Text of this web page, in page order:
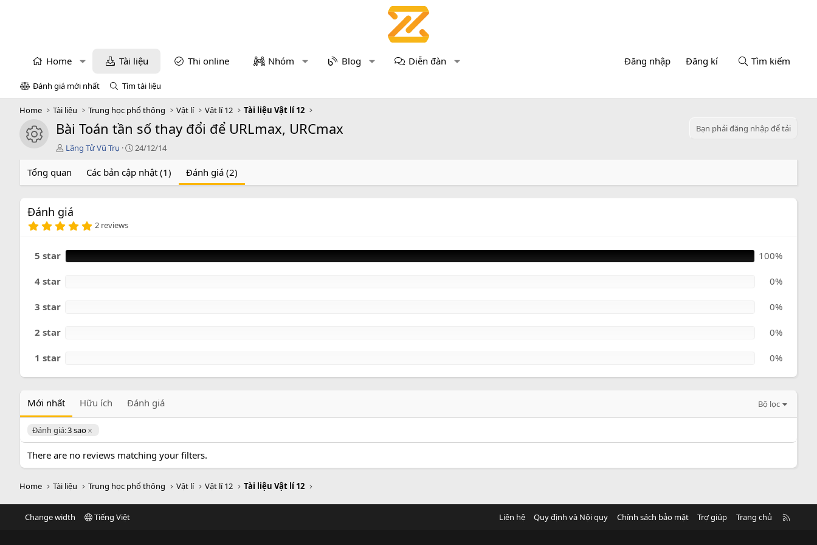
Home Tài liệu Thi online Nhóm Blog Diễn đàn Đăng nhập Đăng kí Tìm kiếm
Đánh giá mới nhất Tìm tài liệu
Home Tài liệu Trung học phổ thông Vật lí Vật lí 12 Tài liệu Vật lí 12
icon tài liệu
Bài Toán tần số thay đổi để URLmax, URCmax
Bạn phải đăng nhập để tải
T
c
Lãng Tử Vũ Trụ
C
e
24/12/14
Tổng quan Các bản cập nhật (1) Đánh giá (2)
Đánh giá
5
0
s
2 reviews
5 star 100%
4 star 0%
3 star 0%
2 star 0%
1 star 0%
Mới nhất Hữu ích Đánh giá Bộ lọc
Đánh giá:3 sao
There are no reviews matching your filters.
Home Tài liệu Trung học phổ thông Vật lí Vật lí 12 Tài liệu Vật lí 12
Change width Tiếng Việt Liên hệ Quy định và Nội quy Chính sách bảo mật Trợ giúp Trang chủ